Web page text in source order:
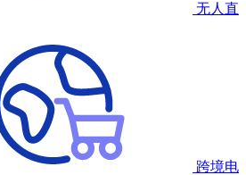
无人直
跨境电